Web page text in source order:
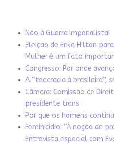
Não à Guerra Imperialista!
Eleição de Erika Hilton
Mulher é um fato
Congresso: Por onde
A “teocracia à brasileira”,
Câmara: Comissão de
presidente trans
Por que os homens
Feminicídio: “A noção de
Entrevista especial com